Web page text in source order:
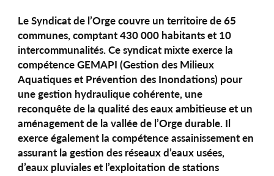
Le Syndicat de l’Orge couvre un territoire de 65
communes, comptant 430 000 habitants et 10
intercommunalités. Ce syndicat mixte exerce la
compétence GEMAPI (Gestion des Milieux
Aquatiques et Prévention des Inondations) pour
une gestion hydraulique cohérente, une
reconquête de la qualité des eaux ambitieuse et un
aménagement de la vallée de l’Orge durable. Il
exerce également la compétence assainissement en
assurant la gestion des réseaux d’eaux usées,
d’eaux pluviales et l’exploitation de stations